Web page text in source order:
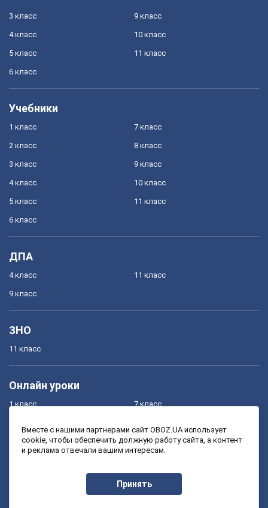
3 класс
4 класс
5 класс
6 класс
9 класс
10 класс
11 класс
Учебники
1 класс
2 класс
3 класс
4 класс
5 класс
6 класс
7 класс
8 класс
9 класс
10 класс
11 класс
ДПА
4 класс
9 класс
11 класс
ЗНО
11 класс
Онлайн уроки
1 класс
3 класс
7 класс
9 класс
Вместе с нашими партнерами сайт OBOZ.UA использует
cookie, чтобы обеспечить должную работу сайта, а контент
и реклама отвечали вашим интересам.
Принять